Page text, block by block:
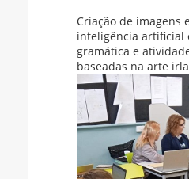
Criação de imagens
inteligência artificial
gramática e
baseadas na arte